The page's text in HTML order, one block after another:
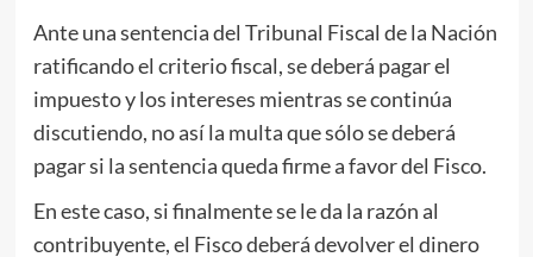
Ante una sentencia del Tribunal Fiscal de la Nación
ratificando el criterio fiscal, se deberá pagar el
impuesto y los intereses mientras se continúa
discutiendo, no así la multa que sólo se deberá
pagar si la sentencia queda firme a favor del Fisco.
En este caso, si finalmente se le da la razón al
contribuyente, el Fisco deberá devolver el dinero